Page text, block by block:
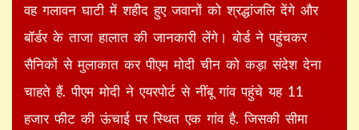
वह गलावन घाटी में शहीद हुए जवानों को श्रद्धांजलि देंगे और
बॉर्डर के ताजा हालात की जानकारी लेंगे। बोर्ड ने पहुंचकर
सैनिकों से मुलाकात कर पीएम मोदी चीन को कड़ा संदेश देना
चाहते हैं. पीएम मोदी ने एयरपोर्ट से नींबू गांव पहुंचे यह 11
हजार फीट की ऊंचाई पर स्थित एक गांव है. जिसकी सीमा